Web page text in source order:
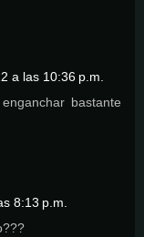
a las 10:36 p.m.
bastante
8:13 p.m.